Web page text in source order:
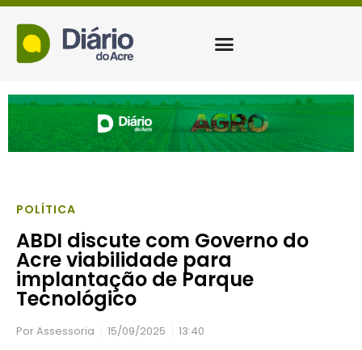
POLÍTICA
ABDI discute com Governo do
Acre viabilidade para
implantação de Parque
Tecnológico
PorAssessoria 15/09/2025 13:40